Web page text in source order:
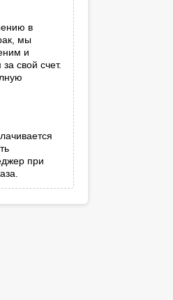
в
мы
и
свой счет.
при